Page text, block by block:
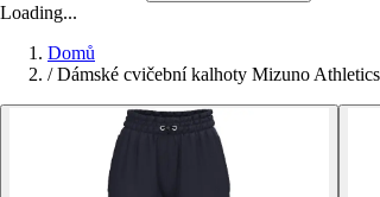
Loading...
Domů
/ Dámské cvičební kalhoty Mizuno Athletics